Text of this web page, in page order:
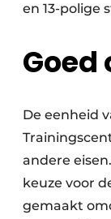
en 13-polige
Goed
De eenheid
andere
keuze voor
gemaakt